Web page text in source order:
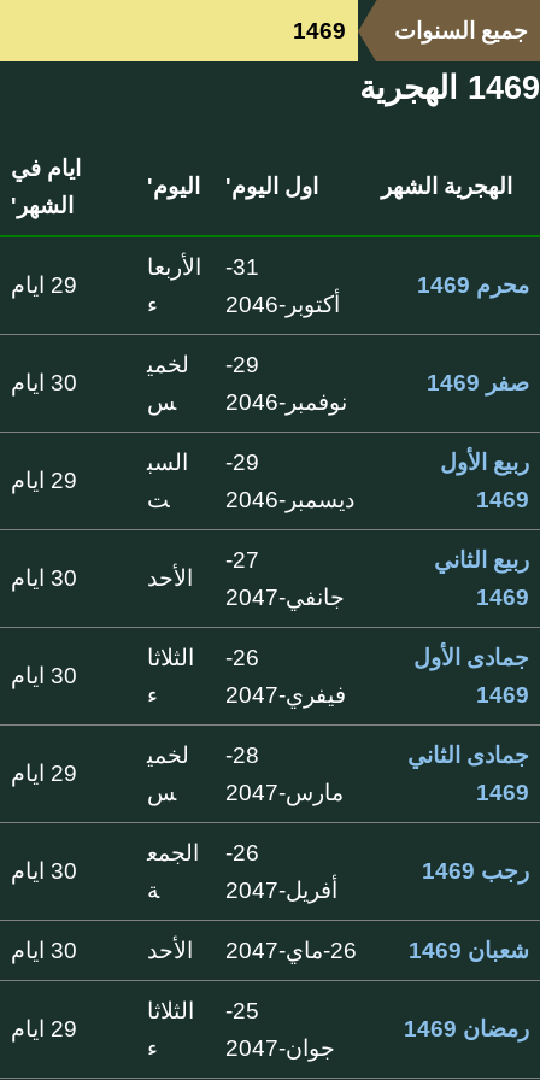
جميع السنوات 1469
1469 الهجرية
الهجرية الشهر اول اليوم' اليوم'
ايام في
الشهر'
محرم 1469
31-
أكتوبر-2046
الأربعا
ء
29 ايام
صفر 1469
29-
نوفمبر-2046
لخمي
س
30 ايام
ربيع الأول
1469
29-
ديسمبر-2046
السب
ت
29 ايام
ربيع الثاني
1469
27-
جانفي-2047
الأحد 30 ايام
جمادى الأول
1469
26-
فيفري-2047
الثلاثا
ء
30 ايام
جمادى الثاني
1469
28-
مارس-2047
لخمي
س
29 ايام
رجب 1469
26-
أفريل-2047
الجمع
ة
30 ايام
شعبان 1469 26-ماي-2047 الأحد 30 ايام
رمضان 1469
25-
جوان-2047
الثلاثا
ء
29 ايام